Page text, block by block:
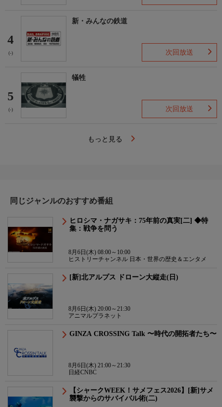
4
(-)
新・みんなの鉄道
次回放送
5
(-)
犠牲
次回放送
もっと見る
同じジャンルのおすすめ番組
ヒロシマ・ナガサキ：75年前の真実[二] ◆特
集：戦争を問う
8月6日(木) 08:00～10:00
ヒストリーチャンネル 日本・世界の歴史＆エンタメ
[新]北アルプス ドローン大縦走(日)
8月6日(木) 20:00～21:30
アニマルプラネット
GINZA CROSSING Talk 〜時代の開拓者たち〜
8月6日(木) 21:00～21:30
日経CNBC
【シャークWEEK！サメフェス2026】[新]サメ
襲撃からのサバイバル術(二)